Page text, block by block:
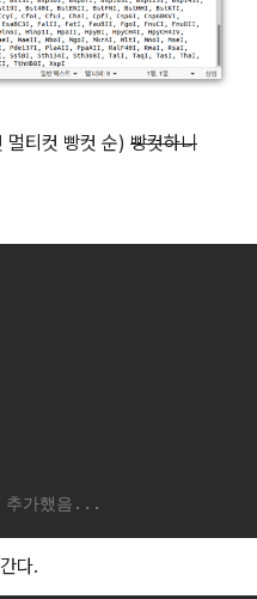
멀티컷 빵컷 순) 빵컷하니
가했음...
다.